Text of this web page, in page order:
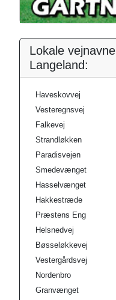
Lokale vejnavne
Langeland:
Haveskovvej
Vesteregnsvej
Falkevej
Strandløkken
Paradisvejen
Smedevænget
Hasselvænget
Hakkestræde
Præstens Eng
Helsnedvej
Bøsseløkkevej
Vestergårdsvej
Nordenbro
Granvænget